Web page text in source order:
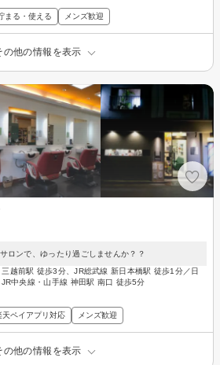
まる・使える メンズ歓迎
の他の情報を表示
ロンで、ゆったり過ごしませんか？？
越前駅 徒歩3分、JR総武線 新日本橋駅 徒歩1分／日
中央線・山手線 神田駅 南口 徒歩5分
天ペイアプリ対応 メンズ歓迎
の他の情報を表示